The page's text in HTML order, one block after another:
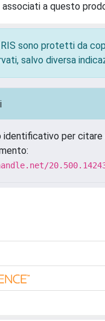
associati a questo
sono protetti da
salvo diversa
identificativo per citare